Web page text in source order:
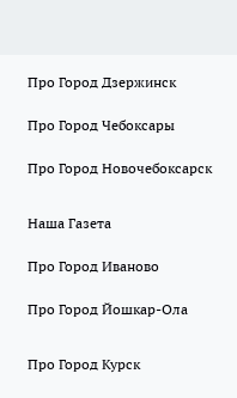
Про Город Дзержинск
Про Город Чебоксары
Про Город Новочебоксарск
Наша Газета
Про Город Иваново
Про Город Йошкар-Ола
Про Город Курск